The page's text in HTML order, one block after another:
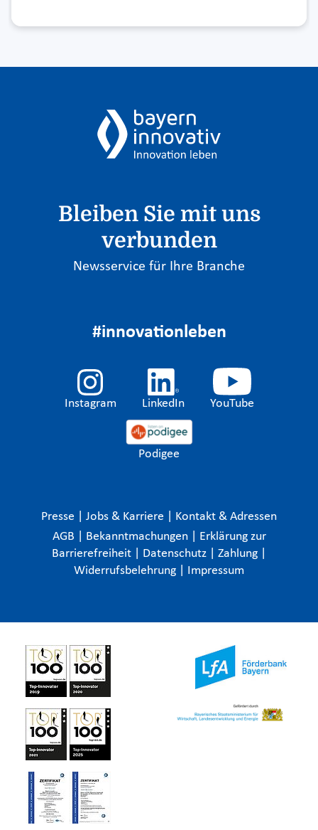
Bleiben Sie mit uns
verbunden
Newsservice für Ihre Branche
#innovationleben
Instagram LinkedIn YouTube
Podigee
Presse Jobs & Karriere
Kontakt & Adressen
AGB
Bekanntmachungen
Erklärung zur
Barrierefreiheit
Datenschutz Zahlung
Widerrufsbelehrung
Impressum